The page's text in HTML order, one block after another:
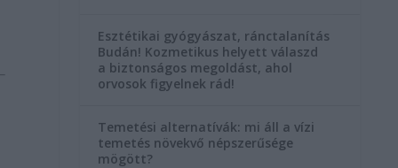
Esztétikai gyógyászat, ránctalanítás
Budán! Kozmetikus helyett válaszd
a biztonságos megoldást, ahol
orvosok figyelnek rád!
Temetési alternatívák: mi áll a vízi
temetés növekvő népszerűsége
mögött?